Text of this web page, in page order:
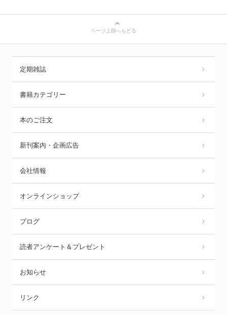
ページ上部へもどる
定期雑誌
書籍カテゴリー
本のご注文
新刊案内・企画広告
会社情報
オンラインショップ
ブログ
読者アンケート＆プレゼント
お知らせ
リンク